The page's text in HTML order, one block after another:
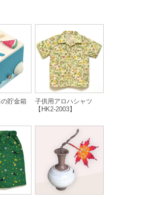
貯金箱
子供用アロハシャツ
【HK2-2003】